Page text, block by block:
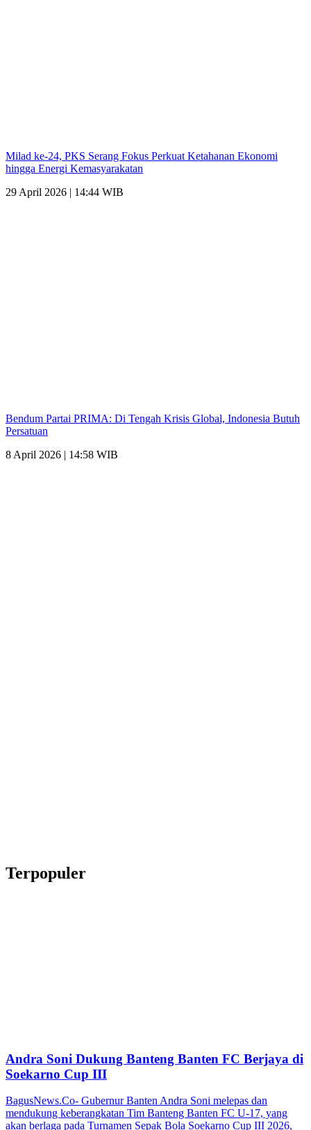
Milad ke-24, PKS Serang Fokus Perkuat Ketahanan Ekonomi
hingga Energi Kemasyarakatan
29 April 2026 | 14:44 WIB
Bendum Partai PRIMA: Di Tengah Krisis Global, Indonesia Butuh
Persatuan
8 April 2026 | 14:58 WIB
Terpopuler
Andra Soni Dukung Banteng Banten FC Berjaya di
Soekarno Cup III
BagusNews.Co- Gubernur Banten Andra Soni melepas dan
mendukung keberangkatan Tim Banteng Banten FC U-17, yang
akan berlaga pada Turnamen Sepak Bola Soekarno Cup III 2026,